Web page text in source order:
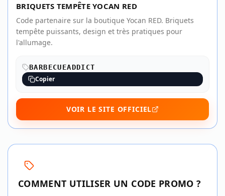
BRIQUETS TEMPÊTE YOCAN RED
Code partenaire sur la boutique Yocan RED. Briquets
tempête puissants, design et très pratiques pour
l'allumage.
BARBECUEADDICT
Copier
VOIR LE SITE OFFICIEL
COMMENT UTILISER UN CODE PROMO ?